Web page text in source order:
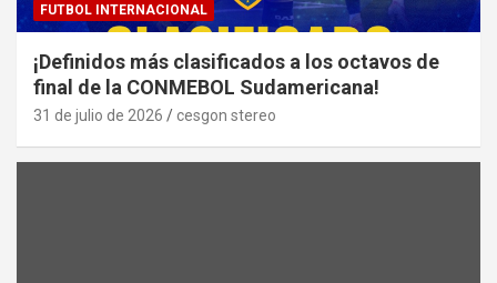
FUTBOL INTERNACIONAL
¡Definidos más clasificados a los octavos de
final de la CONMEBOL Sudamericana!
31 de julio de 2026 cesgon stereo